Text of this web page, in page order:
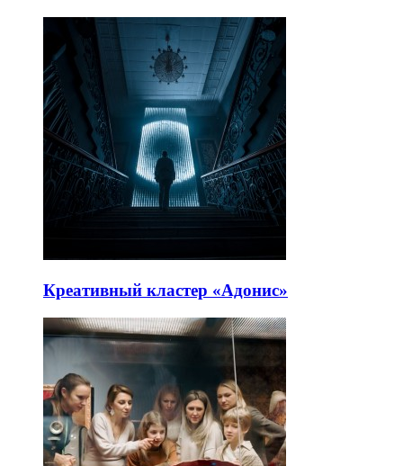
Креативный кластер «Адонис»